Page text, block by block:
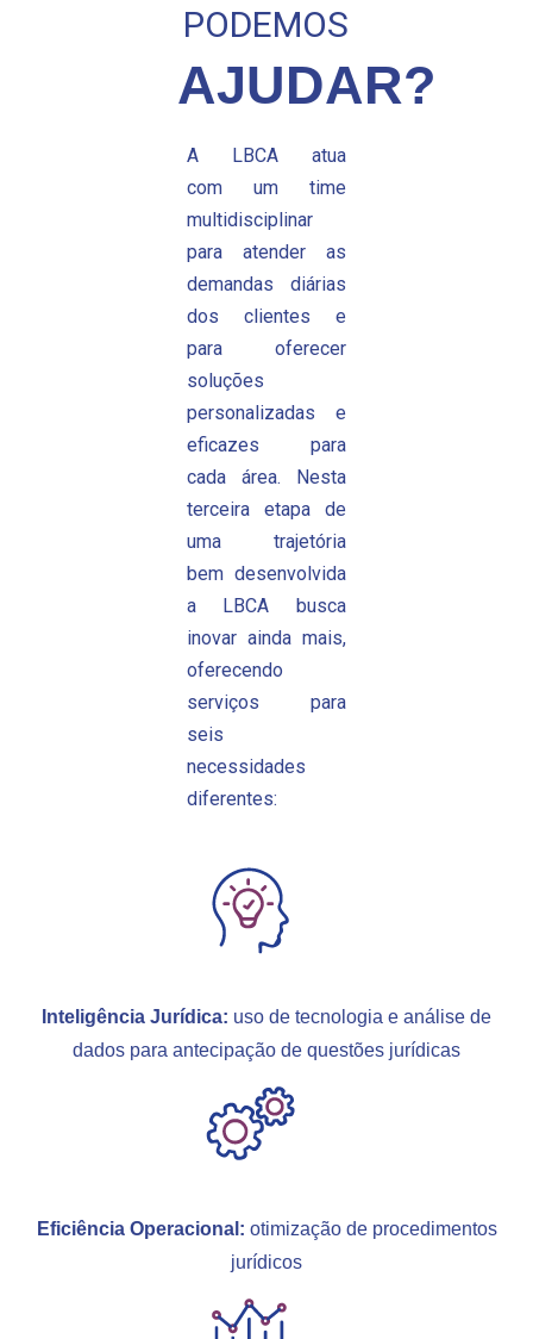
PODEMOS
AJUDAR?
A LBCA atua
com um time
multidisciplinar
para atender as
demandas diárias
dos clientes e
para oferecer
soluções
personalizadas e
eficazes para
cada área. Nesta
terceira etapa de
uma trajetória
bem desenvolvida
a LBCA busca
inovar ainda mais,
oferecendo
serviços para
seis
necessidades
diferentes:
Inteligência Jurídica: uso de tecnologia e análise de
dados para antecipação de questões jurídicas
Eficiência Operacional: otimização de procedimentos
jurídicos